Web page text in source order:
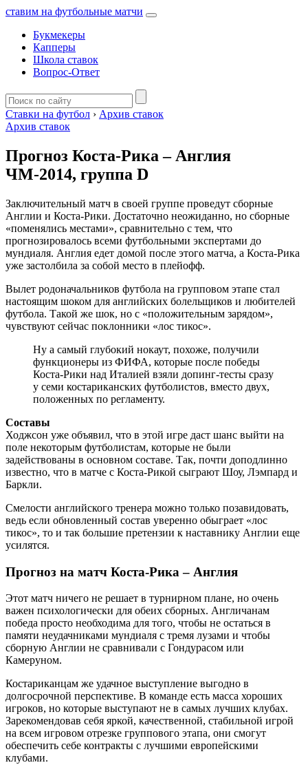
ставим на футбольные матчи
Букмекеры
Капперы
Школа ставок
Вопрос-Ответ
Ставки на футбол › Архив ставок
Архив ставок
Прогноз Коста-Рика – Англия
ЧМ-2014, группа D
Заключительный матч в своей группе проведут сборные
Англии и Коста-Рики. Достаточно неожиданно, но сборные
«поменялись местами», сравнительно с тем, что
прогнозировалось всеми футбольными экспертами до
мундиаля. Англия едет домой после этого матча, а Коста-Рика
уже застолбила за собой место в плейофф.
Вылет родоначальников футбола на групповом этапе стал
настоящим шоком для английских болельщиков и любителей
футбола. Такой же шок, но с «положительным зарядом»,
чувствуют сейчас поклонники «лос тикос».
Ну а самый глубокий нокаут, похоже, получили
функционеры из ФИФА, которые после победы
Коста-Рики над Италией взяли допинг-тесты сразу
у семи костариканских футболистов, вместо двух,
положенных по регламенту.
Составы
Ходжсон уже объявил, что в этой игре даст шанс выйти на
поле некоторым футболистам, которые не были
задействованы в основном составе. Так, почти доподлинно
известно, что в матче с Коста-Рикой сыграют Шоу, Лэмпард и
Баркли.
Смелости английского тренера можно только позавидовать,
ведь если обновленный состав уверенно обыграет «лос
тикос», то и так большие претензии к наставнику Англии еще
усилятся.
Прогноз на матч Коста-Рика – Англия
Этот матч ничего не решает в турнирном плане, но очень
важен психологически для обеих сборных. Англичанам
победа просто необходима для того, чтобы не остаться в
памяти неудачниками мундиаля с тремя лузами и чтобы
сборную Англии не сравнивали с Гондурасом или
Камеруном.
Костариканцам же удачное выступление выгодно в
долгосрочной перспективе. В команде есть масса хороших
игроков, но которые выступают не в самых лучших клубах.
Зарекомендовав себя яркой, качественной, стабильной игрой
на всем игровом отрезке группового этапа, они смогут
обеспечить себе контракты с лучшими европейскими
клубами.